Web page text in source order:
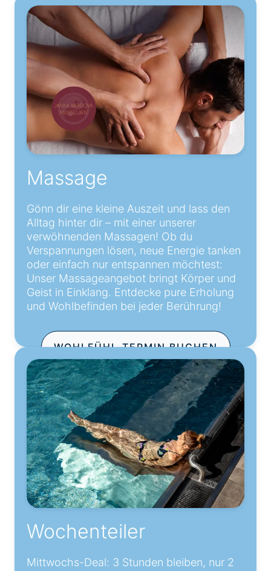
Massage
Gönn dir eine kleine Auszeit und lass den
Alltag hinter dir – mit einer unserer
verwöhnenden Massagen! Ob du
Verspannungen lösen, neue Energie tanken
oder einfach nur entspannen möchtest:
Unser Massageangebot bringt Körper und
Geist in Einklang. Entdecke pure Erholung
und Wohlbefinden bei jeder Berührung!
WOHLFÜHL-TERMIN BUCHEN
Wochenteiler
Mittwochs-Deal: 3 Stunden bleiben, nur 2